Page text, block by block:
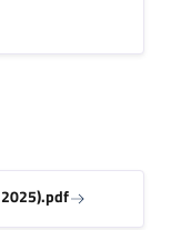
2025).pdf